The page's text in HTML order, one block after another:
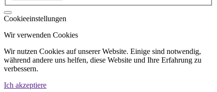
Cookieeinstellungen
Wir verwenden Cookies
Wir nutzen Cookies auf unserer Website. Einige sind notwendig,
während andere uns helfen, diese Website und Ihre Erfahrung zu
verbessern.
Ich akzeptiere